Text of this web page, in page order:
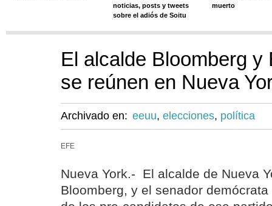
noticias, posts y tweets
sobre el adiós de Soitu
muerto
El alcalde Bloomberg y
se reúnen en Nueva
Archivado en: eeuu, elecciones, política
EFE
Nueva York.- El alcalde de Nueva
Bloomberg, y el senador